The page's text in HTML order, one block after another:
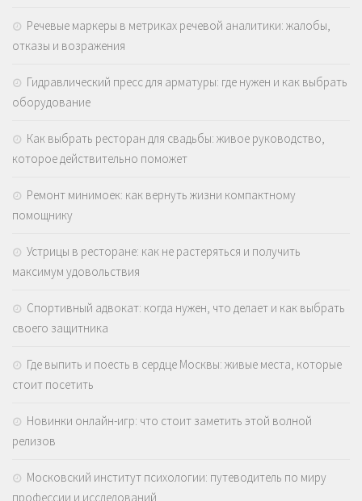
Речевые маркеры в метриках речевой аналитики: жалобы,
отказы и возражения
Гидравлический пресс для арматуры: где нужен и как выбрать
оборудование
Как выбрать ресторан для свадьбы: живое руководство,
которое действительно поможет
Ремонт минимоек: как вернуть жизни компактному
помощнику
Устрицы в ресторане: как не растеряться и получить
максимум удовольствия
Спортивный адвокат: когда нужен, что делает и как выбрать
своего защитника
Где выпить и поесть в сердце Москвы: живые места, которые
стоит посетить
Новинки онлайн-игр: что стоит заметить этой волной
релизов
Московский институт психологии: путеводитель по миру
профессии и исследований